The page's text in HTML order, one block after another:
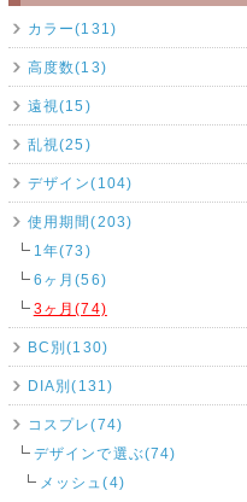
カラー(131)
高度数(13)
遠視(15)
乱視(25)
デザイン(104)
使用期間(203)
1年(73)
6ヶ月(56)
3ヶ月(74)
BC別(130)
DIA別(131)
コスプレ(74)
デザインで選ぶ(74)
メッシュ(4)